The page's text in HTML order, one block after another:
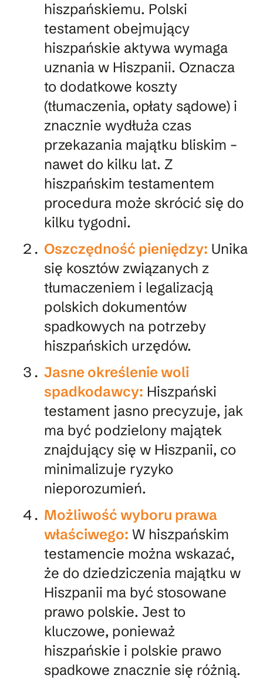
hiszpańskiemu. Polski
testament obejmujący
hiszpańskie aktywa wymaga
uznania w Hiszpanii. Oznacza
to dodatkowe koszty
(tłumaczenia, opłaty sądowe) i
znacznie wydłuża czas
przekazania majątku bliskim –
nawet do kilku lat. Z
hiszpańskim testamentem
procedura może skrócić się do
kilku tygodni.
Oszczędność pieniędzy: Unika
się kosztów związanych z
tłumaczeniem i legalizacją
polskich dokumentów
spadkowych na potrzeby
hiszpańskich urzędów.
Jasne określenie woli
spadkodawcy: Hiszpański
testament jasno precyzuje, jak
ma być podzielony majątek
znajdujący się w Hiszpanii, co
minimalizuje ryzyko
nieporozumień.
Możliwość wyboru prawa
właściwego: W hiszpańskim
testamencie można wskazać,
że do dziedziczenia majątku w
Hiszpanii ma być stosowane
prawo polskie. Jest to
kluczowe, ponieważ
hiszpańskie i polskie prawo
spadkowe znacznie się różnią.